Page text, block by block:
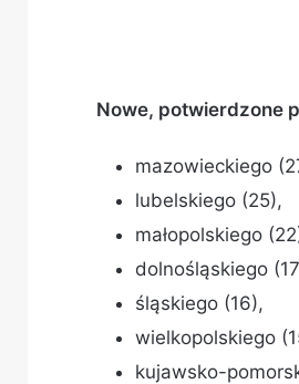
Nowe, potwierdzone
mazowieckiego
lubelskiego (25),
małopolskiego
dolnośląskiego
śląskiego (16),
wielkopolskiego
kujawsko-